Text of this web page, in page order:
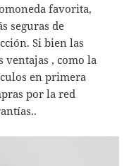
favorita,
seguras de
Si bien las
ventajas , como la
en primera
por la red